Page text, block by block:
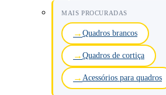
MAIS PROCURADAS
Quadros brancos
Quadros de cortiça
Acessórios para quadros